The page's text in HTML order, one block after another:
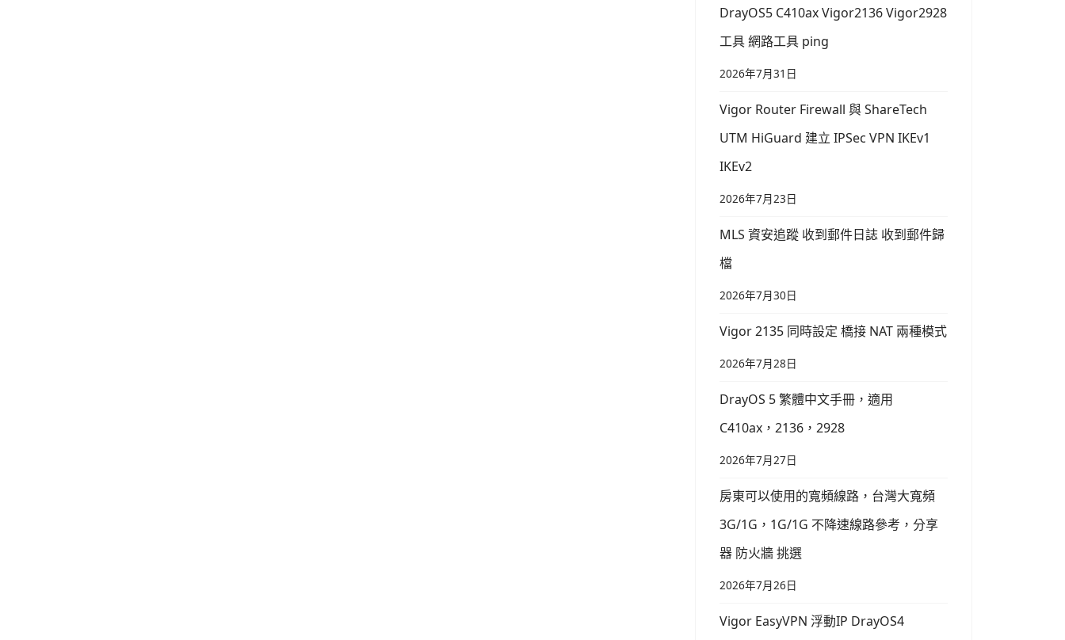
DrayOS5 C410ax Vigor2136 Vigor2928
工具 網路工具 ping
2026年7月31日
Vigor Router Firewall 與 ShareTech
UTM HiGuard 建立 IPSec VPN IKEv1
IKEv2
2026年7月23日
MLS 資安追蹤 收到郵件日誌 收到郵件歸
檔
2026年7月30日
Vigor 2135 同時設定 橋接 NAT 兩種模式
2026年7月28日
DrayOS 5 繁體中文手冊，適用
C410ax，2136，2928
2026年7月27日
房東可以使用的寬頻線路，台灣大寬頻
3G/1G，1G/1G 不降速線路參考，分享
器 防火牆 挑選
2026年7月26日
Vigor EasyVPN 浮動IP DrayOS4